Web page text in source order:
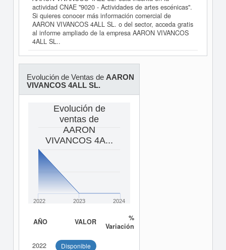
actividad CNAE "9020 - Actividades de artes escénicas".
Si quieres conocer más información comercial de
AARON VIVANCOS 4ALL SL. o del sector, acceda gratis
al informe ampliado de la empresa AARON VIVANCOS
4ALL SL..
Evolución de Ventas de AARON
VIVANCOS 4ALL SL.
Evolución de
ventas de
AARON
VIVANCOS 4A...
2022 2023 2024
AÑO VALOR
%
Variación
2022 Disponible